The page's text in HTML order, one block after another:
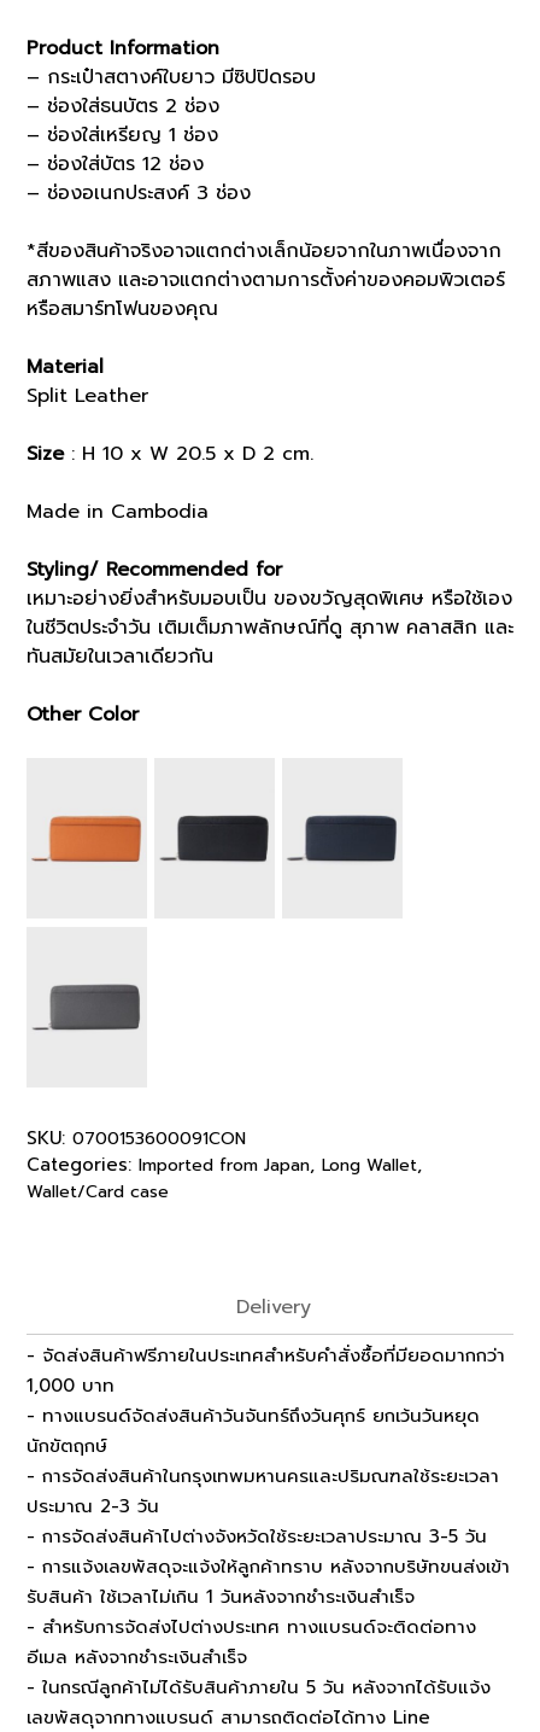
Product Information
– กระเป๋าสตางค์ใบยาว มีซิปปิดรอบ
– ช่องใส่ธนบัตร 2 ช่อง
– ช่องใส่เหรียญ 1 ช่อง
– ช่องใส่บัตร 12 ช่อง
– ช่องอเนกประสงค์ 3 ช่อง
*สีของสินค้าจริงอาจแตกต่างเล็กน้อยจากในภาพเนื่องจาก
สภาพแสง และอาจแตกต่างตามการตั้งค่าของคอมพิวเตอร์
หรือสมาร์ทโฟนของคุณ
Material
Split Leather
Size: H 10 x W 20.5 x D 2 cm.
Made in Cambodia
Styling/ Recommended for
เหมาะอย่างยิ่งสำหรับมอบเป็น ของขวัญสุดพิเศษ หรือใช้เอง
ในชีวิตประจำวัน เติมเต็มภาพลักษณ์ที่ดู สุภาพ คลาสสิก และ
ทันสมัยในเวลาเดียวกัน
Other Color
SKU: 0700153600091CON
Categories: Imported from Japan, Long Wallet,
Wallet/Card case
Delivery
- จัดส่งสินค้าฟรีภายในประเทศสำหรับคำสั่งซื้อที่มียอดมากกว่า
1,000 บาท
- ทางแบรนด์จัดส่งสินค้าวันจันทร์ถึงวันศุกร์ ยกเว้นวันหยุด
นักขัตฤกษ์
- การจัดส่งสินค้าในกรุงเทพมหานครและปริมณฑลใช้ระยะเวลา
ประมาณ 2-3 วัน
- การจัดส่งสินค้าไปต่างจังหวัดใช้ระยะเวลาประมาณ 3-5 วัน
- การแจ้งเลขพัสดุจะแจ้งให้ลูกค้าทราบ หลังจากบริษัทขนส่งเข้า
รับสินค้า ใช้เวลาไม่เกิน 1 วันหลังจากชำระเงินสำเร็จ
- สำหรับการจัดส่งไปต่างประเทศ ทางแบรนด์จะติดต่อทาง
อีเมล หลังจากชำระเงินสำเร็จ
- ในกรณีลูกค้าไม่ได้รับสินค้าภายใน 5 วัน หลังจากได้รับแจ้ง
เลขพัสดุจากทางแบรนด์ สามารถติดต่อได้ทาง Line